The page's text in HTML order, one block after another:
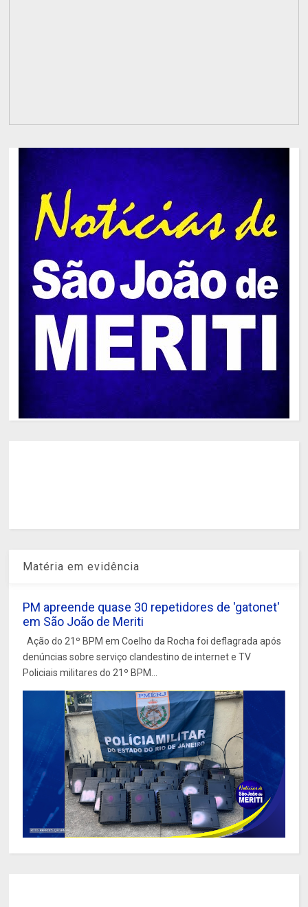
Matéria em evidência
PM apreende quase 30 repetidores de 'gatonet'
em São João de Meriti
Ação do 21º BPM em Coelho da Rocha foi deflagrada após
denúncias sobre serviço clandestino de internet e TV
Policiais militares do 21º BPM...